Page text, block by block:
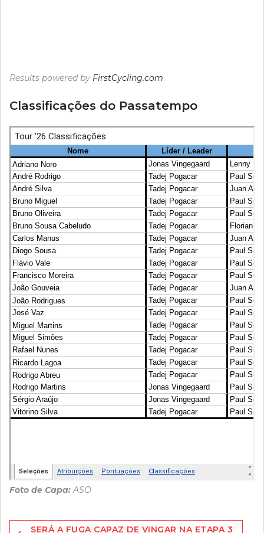
Results powered by FirstCycling.com
Classificações do Passatempo
Foto de Capa:ASO
Navegação
SERÁ A FUGA CAPAZ DE VINGAR NA ETAPA 3